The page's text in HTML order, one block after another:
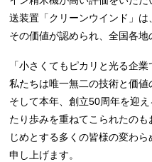
送装置「クリーンウインド」
その価値が認められ、全国各地
「小さくてもピカリと光る企
私たちは唯一無二の技術と価値
そして本年、創立50周年を迎
たり歩みを重ねてこられたの
じめとする多くの皆様の変わ
申し上げます。